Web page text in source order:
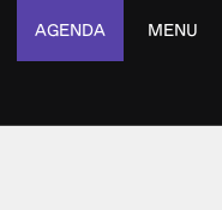
AGENDA MENU